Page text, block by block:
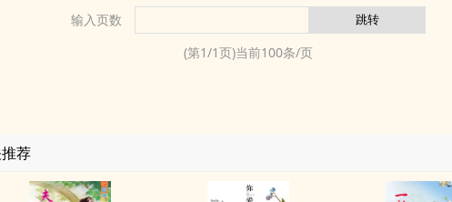
输入页数
(第1/1页)当前100条/页
荐